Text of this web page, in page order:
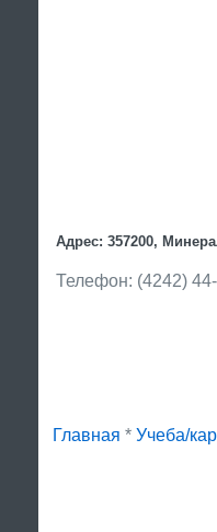
Адрес: 357200,
Телефон: (4242)
Главная * Учеба/